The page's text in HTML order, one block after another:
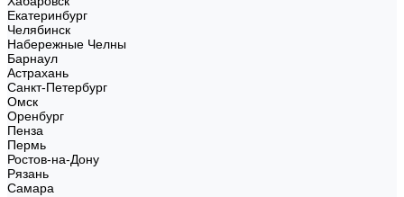
Екатеринбург
Челябинск
Набережные Челны
Барнаул
Астрахань
Санкт-Петербург
Омск
Оренбург
Пенза
Пермь
Ростов-на-Дону
Рязань
Самара